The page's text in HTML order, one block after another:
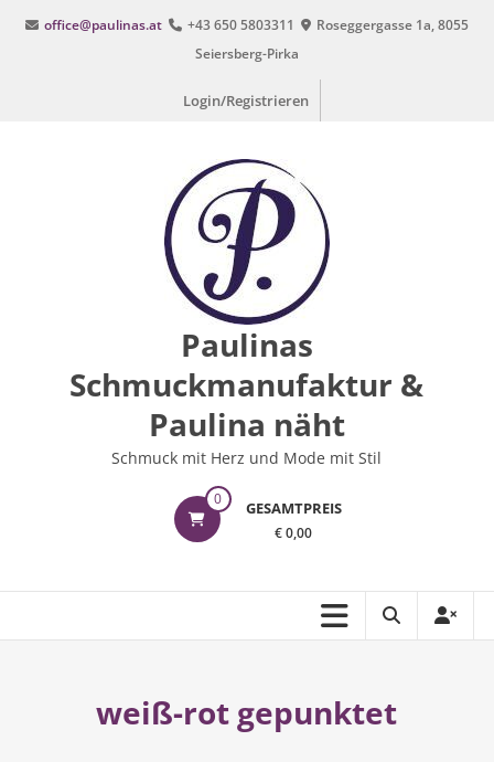
Inhalt
office@paulinas.at +43 650 5803311
Roseggergasse 1a, 8055
Seiersberg-Pirka
Login/Registrieren
Paulinas
Schmuckmanufaktur &
Paulina näht
Schmuck mit Herz und Mode mit Stil
0 GESAMTPREIS
€ 0,00
weiß-rot gepunktet